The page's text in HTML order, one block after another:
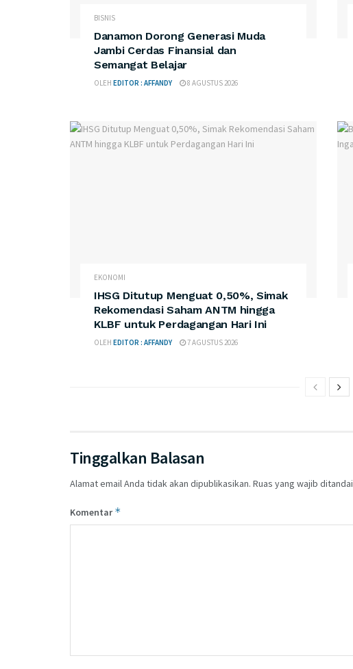
BISNIS
Danamon Dorong Generasi Muda
Jambi Cerdas Finansial dan
Semangat Belajar
OLEH EDITOR : AFFANDY 8 AGUSTUS 2026
EKONOMI
IHSG Ditutup Menguat 0,50%, Simak
Rekomendasi Saham ANTM hingga
KLBF untuk Perdagangan Hari Ini
OLEH EDITOR : AFFANDY 7 AGUSTUS 2026
Tinggalkan Balasan
Alamat email Anda tidak akan dipublikasikan. Ruas yang wajib ditandai
Komentar*